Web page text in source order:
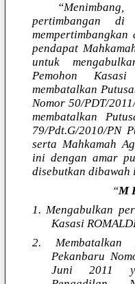
pertimbangan
pendapat
untuk
Pemohon
membatalkan
Nomor 50/PDT/
membatalkan
79/Pdt.G/2010/PN
serta Mahkamah
ini dengan amar
disebutkan dibawah
“M
1. Mengabulkan
Kasasi
2. Membatalkan
Pekanbaru
Juni 2011